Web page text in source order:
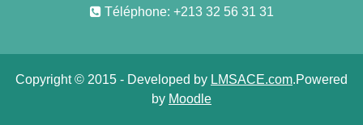
Téléphone: +213 32 56 31 31
Copyright © 2015 - Developed by LMSACE.com.Powered
by Moodle